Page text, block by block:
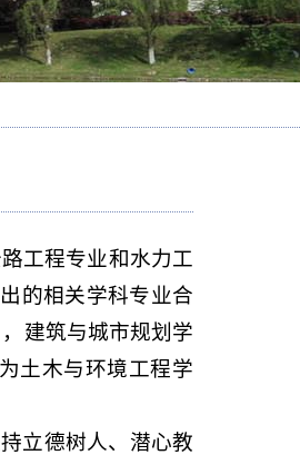
工程专业和水力工
的相关学科专业合
建筑与城市规划学
土木与环境工程学
立德树人、 潜心教